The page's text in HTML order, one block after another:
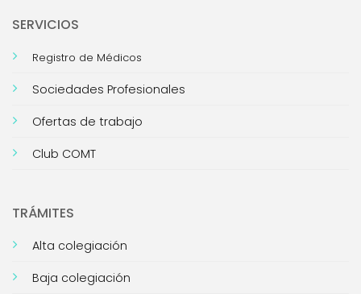
SERVICIOS
Registro de Médicos
Sociedades Profesionales
Ofertas de trabajo
Club COMT
TRÁMITES
Alta colegiación
Baja colegiación